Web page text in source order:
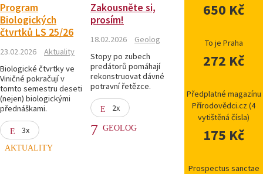
Program
Biologických
čtvrtků LS 25/26
23.02.2026
Aktuality
Biologické čtvrtky ve
Viničné pokračují v
tomto semestru deseti
(nejen) biologickými
přednáškami.
3x
AKTUALITY
Zakousněte si,
prosím!
18.02.2026
Geolog
Stopy po zubech
predátorů pomáhají
rekonstruovat dávné
potravní řetězce.
2x
GEOLOG
650 Kč
To je Praha
272 Kč
Předplatné magazínu
Přírodovědci.cz (4
vytištěná čísla)
175 Kč
Prospectus sanctae